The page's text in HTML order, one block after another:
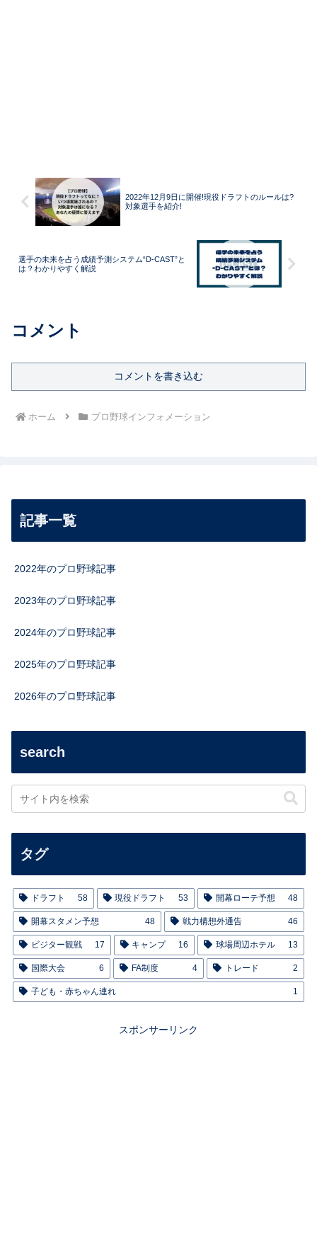
2022年12月9日に開催!現役ドラフトのルールは?
対象選手を紹介!
選手の未来を占う成績予測システム“D-CAST”と
は？わかりやすく解説
コメント
コメントを書き込む
ホーム プロ野球インフォメーション
記事一覧
2022年のプロ野球記事
2023年のプロ野球記事
2024年のプロ野球記事
2025年のプロ野球記事
2026年のプロ野球記事
search
タグ
ドラフト 58 現役ドラフト 53 開幕ローテ予想 48
開幕スタメン予想 48 戦力構想外通告 46
ビジター観戦 17 キャンプ 16 球場周辺ホテル 13
国際大会 6 FA制度 4 トレード 2
子ども・赤ちゃん連れ 1
スポンサーリンク